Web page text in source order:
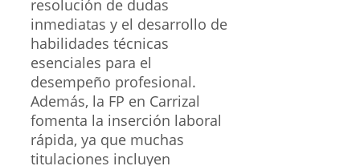
resolución de dudas
inmediatas y el desarrollo de
habilidades técnicas
esenciales para el
desempeño profesional.
Además, la FP en Carrizal
fomenta la inserción laboral
rápida, ya que muchas
titulaciones incluyen